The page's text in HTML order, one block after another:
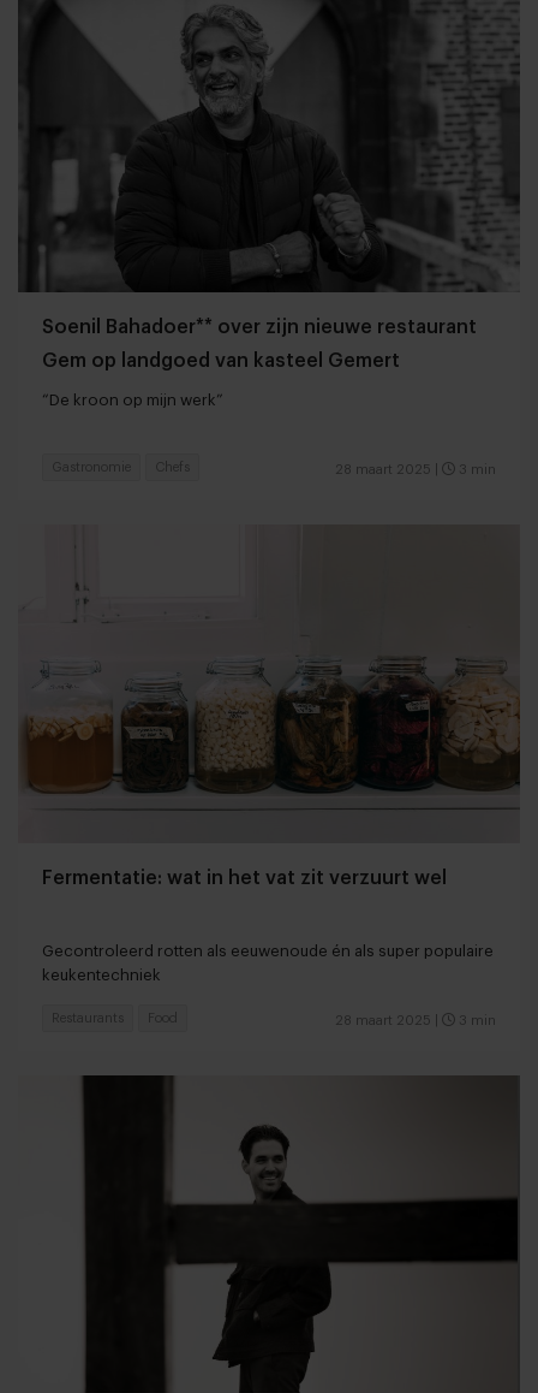
Soenil Bahadoer** over zijn nieuwe restaurant
Gem op landgoed van kasteel Gemert
“De kroon op mijn werk”
28 maart 2025 3 min
Gastronomie Chefs
Fermentatie: wat in het vat zit verzuurt wel
Gecontroleerd rotten als eeuwenoude én als super populaire
keukentechniek
28 maart 2025 3 min
Restaurants Food